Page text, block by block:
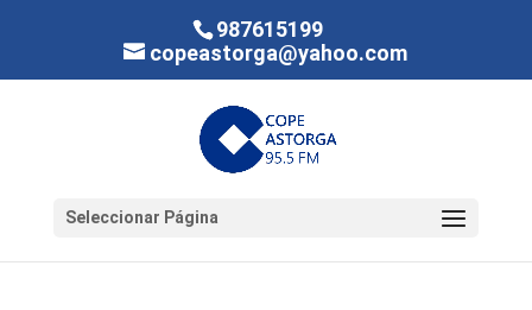
987615199
copeastorga@yahoo.com
Seleccionar Página